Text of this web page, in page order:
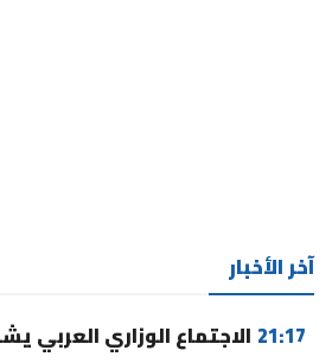
آخر الأخبار
21:17 الاجتماع الوزاري العربي